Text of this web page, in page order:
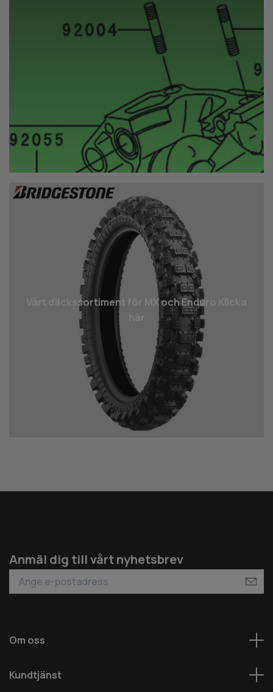
Vårt däcks­sortiment för MX och Enduro Klicka
Anmäl dig till vårt nyhetsbrev
Om oss
Kundtjänst